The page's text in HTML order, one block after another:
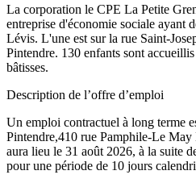
La corporation le CPE La Petite
entreprise d'économie sociale ayant
Lévis. L'une est sur la rue Saint-
Pintendre. 130 enfants sont
bâtisses.
Description de l’offre d’emploi
Un emploi contractuel à long terme
Pintendre,410 rue Pamphile-Le May
aura lieu le 31 août 2026, à la suite
pour une période de 10 jours